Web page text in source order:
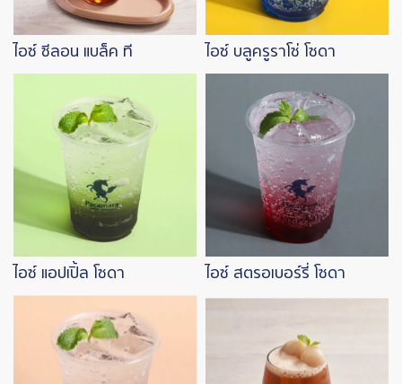
ไอซ์ ซีลอน แบล็ค ที
ไอซ์ บลูครูราโซ่ โซดา
ไอซ์ แอปเปิ้ล โซดา
ไอซ์ สตรอเบอร์รี่ โซดา
Image